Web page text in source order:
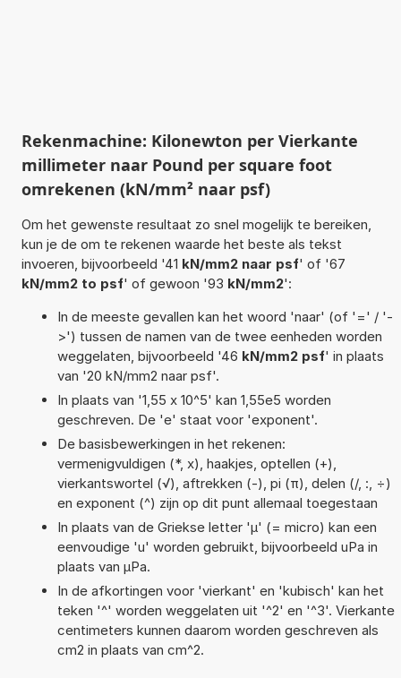
Rekenmachine: Kilonewton per Vierkante
millimeter naar Pound per square foot
omrekenen (kN/mm² naar psf)
Om het gewenste resultaat zo snel mogelijk te bereiken,
kun je de om te rekenen waarde het beste als tekst
invoeren, bijvoorbeeld '41 kN/mm2 naar psf' of '67
kN/mm2 to psf' of gewoon '93 kN/mm2':
In de meeste gevallen kan het woord 'naar' (of '=' / '-
>') tussen de namen van de twee eenheden worden
weggelaten, bijvoorbeeld '46 kN/mm2 psf' in plaats
van '20 kN/mm2 naar psf'.
In plaats van '1,55 x 10^5' kan 1,55e5 worden
geschreven. De 'e' staat voor 'exponent'.
De basisbewerkingen in het rekenen:
vermenigvuldigen (*, x), haakjes, optellen (+),
vierkantswortel (√), aftrekken (-), pi (π), delen (/, :, ÷)
en exponent (^) zijn op dit punt allemaal toegestaan
In plaats van de Griekse letter 'µ' (= micro) kan een
eenvoudige 'u' worden gebruikt, bijvoorbeeld uPa in
plaats van µPa.
In de afkortingen voor 'vierkant' en 'kubisch' kan het
teken '^' worden weggelaten uit '^2' en '^3'. Vierkante
centimeters kunnen daarom worden geschreven als
cm2 in plaats van cm^2.